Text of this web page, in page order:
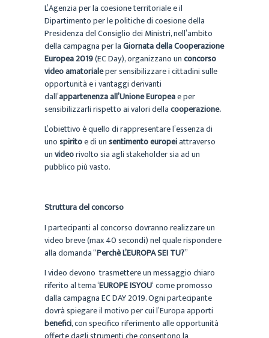
L’Agenzia per la coesione territoriale e il
Dipartimento per le politiche di coesione della
Presidenza del Consiglio dei Ministri, nell’ambito
della campagna per laGiornata della Cooperazione
Europea 2019(EC Day), organizzano unconcorso
video amatorialeper sensibilizzare i cittadini sulle
opportunità e i vantaggi derivanti
dall’appartenenza all’Unione Europeae per
sensibilizzarli rispetto ai valori dellacooperazione.
L’obiettivo è quello di rappresentare l’essenza di
unospiritoe di unsentimento europeiattraverso
unvideorivolto sia agli stakeholder sia ad un
pubblico più vasto.
Struttura del concorso
I partecipanti al concorso dovranno realizzare un
video breve (max 40 secondi) nel quale rispondere
alla domanda “Perchè L’EUROPA SEI TU?”
I video devono trasmettere un messaggio chiaro
riferito al tema ‘EUROPE ISYOU‘ come promosso
dalla campagna EC DAY 2019. Ogni partecipante
dovrà spiegare il motivo per cui l’Europa apporti
benefici, con specifico riferimento alle opportunità